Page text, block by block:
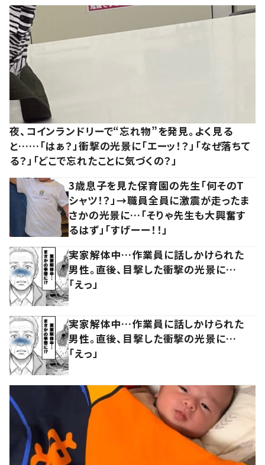
夜、コインランドリーで“忘れ物”を発見。よく見る
と……「はぁ？」衝撃の光景に「エーッ！？」「なぜ落ちて
る？」「どこで忘れたことに気づくの？」
3歳息子を見た保育園の先生「何そのT
シャツ！？」→職員全員に激震が走ったま
さかの光景に…「そりゃ先生も大興奮す
るはず」「すげーー！！」
実家解体中…作業員に話しかけられた
男性。直後、目撃した衝撃の光景に…
「えっ」
実家解体中…作業員に話しかけられた
男性。直後、目撃した衝撃の光景に…
「えっ」